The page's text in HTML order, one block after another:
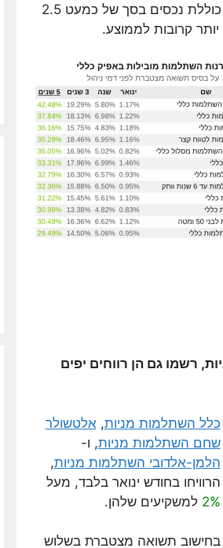
כיום, כשקרן ההשתלמות הכללית של מור כבר כוללת נכסים בסך של כמעט 2.5
קרובות לממוצע.
רשמו גם הן רווחים יפים
כלל השתלמות מניות, אלטשולר
שחם השתלמות מניות, ו-
הלמן-אלדובי השתלמות מניות,
הרוויחו בחודש ינואר בלבד, מעל
2% למשקיעים שלהן.
בחישוב תשואה מצטברת בשלוש